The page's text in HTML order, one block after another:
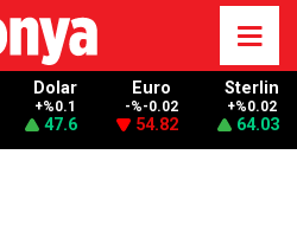
Dolar
+%0.1
47.6
Euro
-%-0.02
54.82
Sterlin
+%0.02
64.03